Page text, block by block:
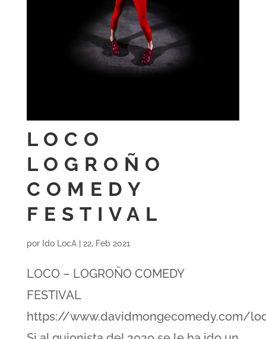
LOCO
LOGROÑO
COMEDY
FESTIVAL
por Ido LocA| 22, Feb 2021
LOCO – LOGROÑO COMEDY
FESTIVAL
https://www.davidmongecomedy.com/